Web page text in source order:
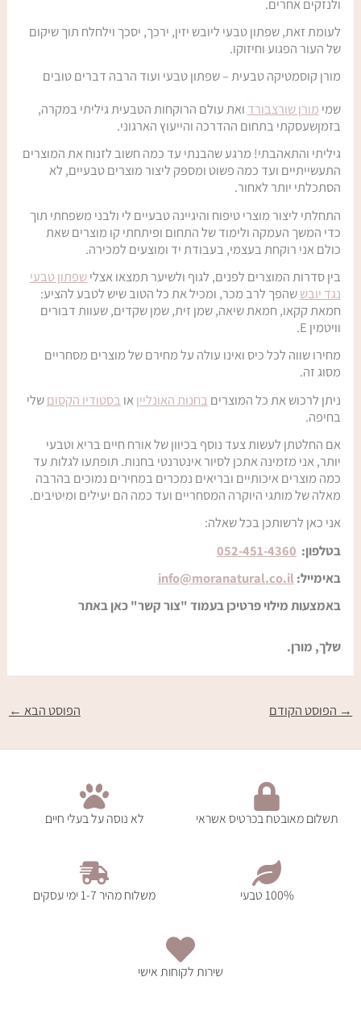
ולנזקים אחרים.
לעומת זאת, שפתון טבעי ליובש יזין, ירכך, יסכך וילחלח תוך שיקום
של העור הפגוע וחיזוקו.
מורן קוסמטיקה טבעית – שפתון טבעי ועוד הרבה דברים טובים
שמי מורן שורצבורד ואת עולם הרוקחות הטבעית גיליתי במקרה,
בזמןשעסקתי בתחום ההדרכה והייעוץ הארגוני.
גיליתי והתאהבתי! מרגע שהבנתי עד כמה חשוב לזנוח את המוצרים
התעשייתיים ועד כמה פשוט ומספק ליצור מוצרים טבעיים, לא
הסתכלתי יותר לאחור.
התחלתי ליצור מוצרי טיפוח והיגיינה טבעיים לי ולבני משפחתי תוך
כדי המשך העמקה ולימוד של התחום ופיתחתי קו מוצרים שאת
כולם אני רוקחת בעצמי, בעבודת יד ומוצעים למכירה.
בין סדרות המוצרים לפנים, לגוף ולשיער תמצאו אצלישפתון טבעי
נגד יובששהפך לרב מכר, ומכיל את כל הטוב שיש לטבע להציע:
חמאת קקאו, חמאת שיאה, שמן זית, שמן שקדים, שעוות דבורים
וויטמין E.
מחירו שווה לכל כיס ואינו עולה על מחירם של מוצרים מסחריים
מסוג זה.
ניתן לרכוש את כל המוצרים בחנות האונלייןאו בסטודיו הקסוםשלי
בחיפה.
אם החלטתן לעשות צעד נוסף בכיוון של אורח חיים בריא וטבעי
יותר, אני מזמינה אתכן לסיור אינטרנטי בחנות. תופתעו לגלות עד
כמה מוצרים איכותיים ובריאים נמכרים במחירים נמוכים בהרבה
מאלה של מותגי היוקרה המסחריים ועד כמה הם יעילים ומיטיבים.
אני כאן לרשותכן בכל שאלה:
בטלפון: 052-451-4360
באימייל: info@moranatural.co.il
באמצעות מילוי פרטיכן בעמוד "צור קשר" כאן באתר
שלך, מורן.
→ הפוסט הקודם הפוסט הבא ←
תשלום מאובטח בכרטיס אשראי לא נוסה על בעלי חיים
100% טבעי משלוח מהיר 1-7 ימי עסקים
שירות לקוחות אישי
שם
מלא
אימייל
כתובת
תאריך יום הולדת שלך
אשמח להצטרף למועדון
Alternative: